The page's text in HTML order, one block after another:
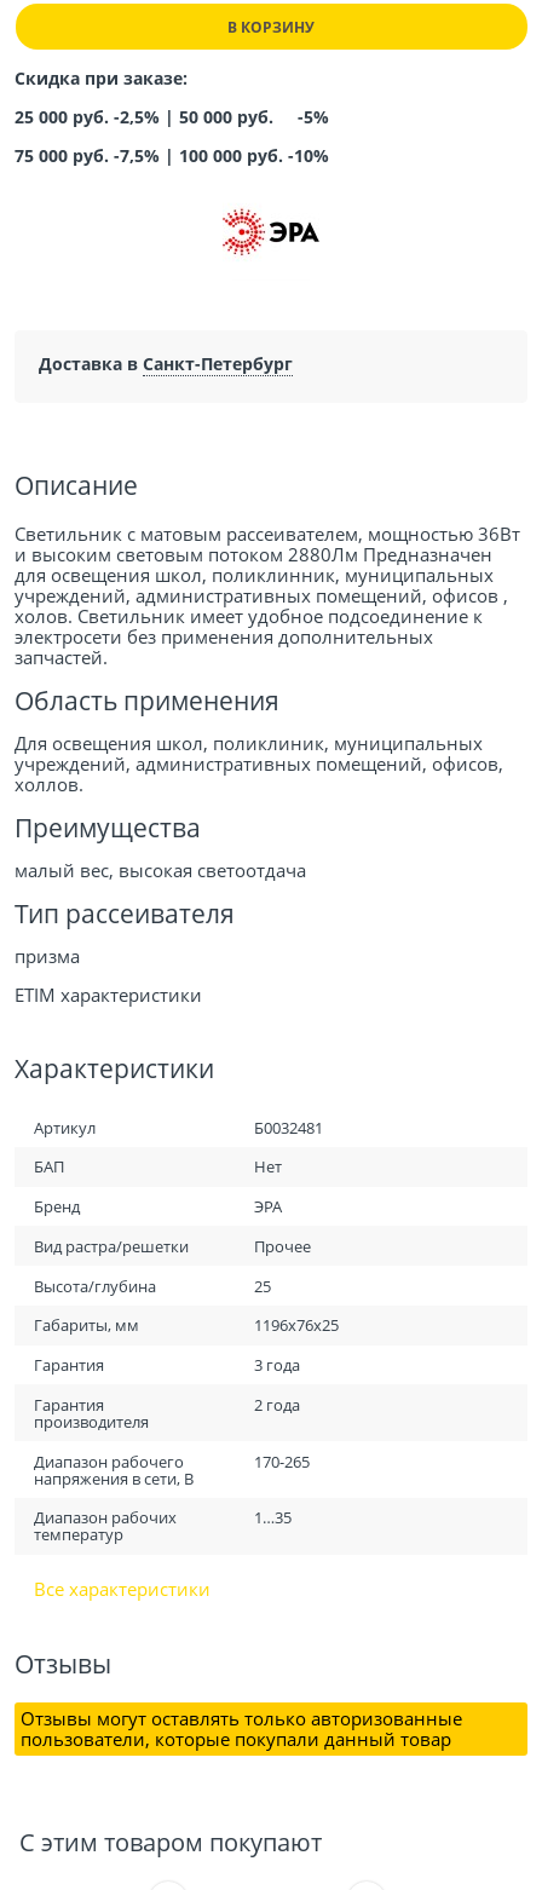
В КОРЗИНУ
Скидка при заказе:
25 000 руб. -2,5% | 50 000 руб. -5%
75 000 руб. -7,5% | 100 000 руб. -10%
Доставка в Санкт-Петербург
Описание
Светильник с матовым рассеивателем, мощностью 36Вт
и высоким световым потоком 2880Лм Предназначен
для освещения школ, поликлинник, муниципальных
учреждений, административных помещений, офисов ,
холов. Светильник имеет удобное подсоединение к
электросети без применения дополнительных
запчастей.
Область применения
Для освещения школ, поликлиник, муниципальных
учреждений, административных помещений, офисов,
холлов.
Преимущества
малый вес, высокая светоотдача
Тип рассеивателя
призма
ETIM характеристики
Характеристики
Артикул
Б0032481
БАП
Нет
Бренд
ЭРА
Вид растра/решетки
Прочее
Высота/глубина
25
Габариты, мм
1196х76х25
Гарантия
3 года
Гарантия
производителя
2 года
Диапазон рабочего
напряжения в сети, В
170-265
Диапазон рабочих
температур
1…35
Все характеристики
Отзывы
Отзывы могут оставлять только авторизованные
пользователи, которые покупали данный товар
С этим товаром покупают